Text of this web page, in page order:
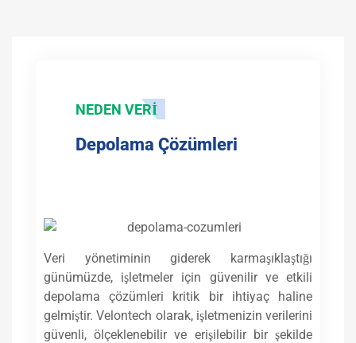
NEDEN VERİ
Depolama Çözümleri​
Veri yönetiminin giderek karmaşıklaştığı
günümüzde, işletmeler için güvenilir ve etkili
depolama çözümleri kritik bir ihtiyaç haline
gelmiştir. Velontech olarak, işletmenizin verilerini
güvenli, ölçeklenebilir ve erişilebilir bir şekilde